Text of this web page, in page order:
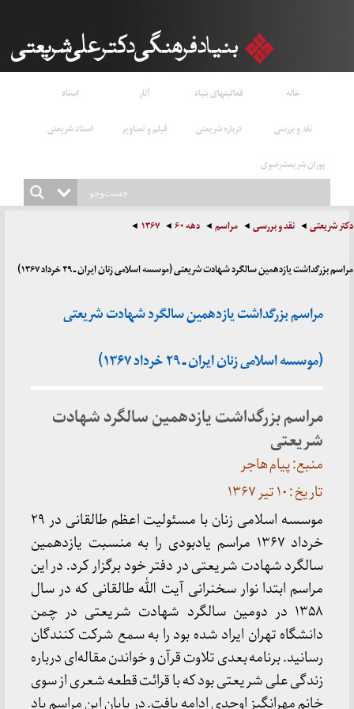
خانه فعالیتهای بنیاد آثار
اسناد
نقد و بررسی
درباره شریعتی فیلم و تصاویر
استاد شریعتی
پوران شریعت‌رضوی
دکتر شریعتی نقد و بررسی مراسم دهه ۶۰ ۱۳۶۷
مراسم بزرگداشت یازدهمین سالگرد شهادت شریعتی (موسسه اسلامی زنان ایران ـ ۲۹ خرداد ۱۳۶۷)
مراسم بزرگداشت یازدهمین سالگرد شهادت شریعتی
(موسسه اسلامی زنان ایران ـ ۲۹ خرداد ۱۳۶۷)
مراسم بزرگداشت یازدهمین سالگرد شهادت
شریعتی
منبع: پیام هاجر
تاریخ : ۱۰ تیر ۱۳۶۷
موسسه اسلامی زنان با مسئولیت اعظم طالقانی در ۲۹
خرداد ۱۳۶۷ مراسم یادبودی را به منسبت یازدهمین
سالگرد شهادت شریعتی در دفتر خود برگزار کرد. در این
مراسم ابتدا نوار سخنرانی آیت الله طالقانی که در سال
۱۳۵۸ در دومین سالگرد شهادت شریعتی در چمن
دانشگاه تهران ایراد شده بود را به سمع شرکت کنندگان
رسانید. برنامه بعدی تلاوت قرآن و خواندن مقاله‌ای درباره
زندگی علی شریعتی بود که با قرائت قطعه شعری از سوی
خانم مهرانگیز اوحدی ادامه یافت. در پایان این مراسم یاد